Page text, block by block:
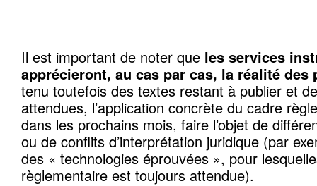
Il est important de noter que les services
apprécieront, au cas par cas, la réalité des
tenu toutefois des textes restant à publier et
attendues, l’application concrète du cadre
dans les prochains mois, faire l’objet de
ou de conflits d’interprétation juridique (par
des « technologies éprouvées », pour
règlementaire est toujours attendue).